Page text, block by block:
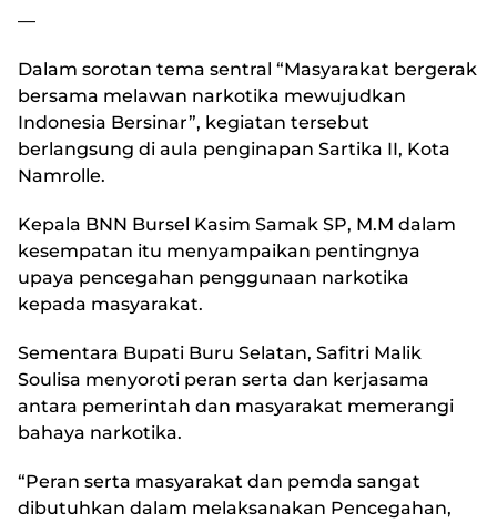
—
Dalam sorotan tema sentral “Masyarakat bergerak
bersama melawan narkotika mewujudkan
Indonesia Bersinar”, kegiatan tersebut
berlangsung di aula penginapan Sartika II, Kota
Namrolle.
Kepala BNN Bursel Kasim Samak SP, M.M dalam
kesempatan itu menyampaikan pentingnya
upaya pencegahan penggunaan narkotika
kepada masyarakat.
Sementara Bupati Buru Selatan, Safitri Malik
Soulisa menyoroti peran serta dan kerjasama
antara pemerintah dan masyarakat memerangi
bahaya narkotika.
“Peran serta masyarakat dan pemda sangat
dibutuhkan dalam melaksanakan Pencegahan,